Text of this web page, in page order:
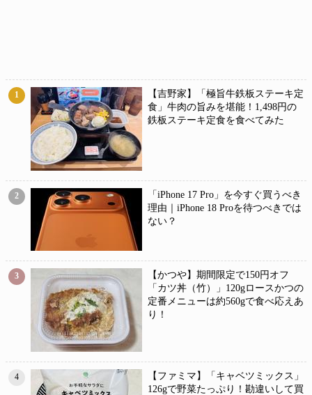
1
【吉野家】「極旨牛鉄板ステーキ定
食」牛肉の旨みを堪能！1,498円の
鉄板ステーキ定食を食べてみた
2
「iPhone 17 Pro」を今すぐ買うべき
理由｜iPhone 18 Proを待つべきでは
ない？
3
【かつや】期間限定で150円オフ
「カツ丼（竹）」120gロースかつの
定番メニューは約560gで食べ応えあ
り！
4
【ファミマ】「キャベツミックス」
126gで野菜たっぷり！勘違いして買